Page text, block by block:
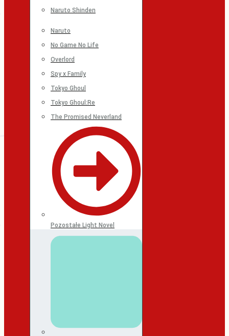
Naruto Shinden
Naruto
No Game No Life
Overlord
Spy x Family
Tokyo Ghoul
Tokyo Ghoul:Re
The Promised Neverland
Pozostałe Light Novel